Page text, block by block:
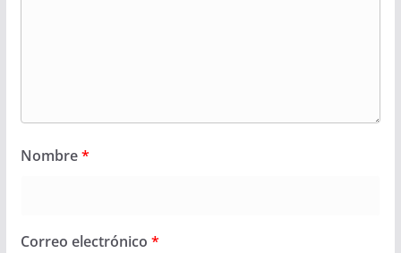
Nombre*
Correo electrónico *